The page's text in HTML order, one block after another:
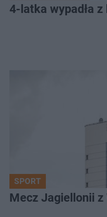
4-latka wypadła
SPORT
Mecz Jagiellonii z